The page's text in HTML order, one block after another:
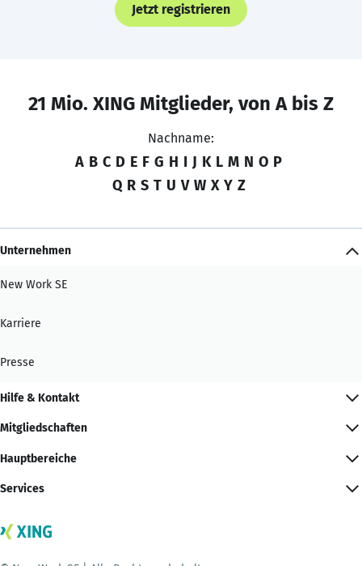
Jetzt registrieren
21 Mio. XING Mitglieder, von A bis Z
Nachname:
A B C D E F G H I J K L M N O P
Q R S T U V W X Y Z
Unternehmen
New Work SE
Karriere
Presse
Hilfe & Kontakt
Mitgliedschaften
Hauptbereiche
Services